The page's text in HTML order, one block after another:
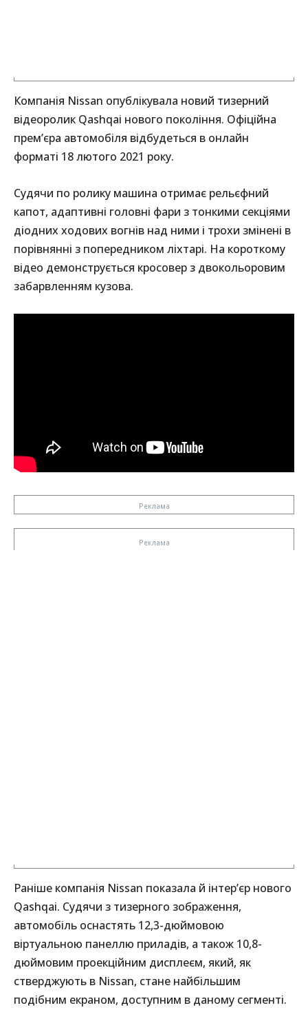
Компанія Nissan опублікувала новий тизерний
відеоролик Qashqai нового покоління. Офіційна
прем’єра автомобіля відбудеться в онлайн
форматі 18 лютого 2021 року.
Судячи по ролику машина отримає рельєфний
капот, адаптивні головні фари з тонкими секціями
діодних ходових вогнів над ними і трохи змінені в
порівнянні з попередником ліхтарі. На короткому
відео демонструється кросовер з двокольоровим
забарвленням кузова.
Раніше компанія Nissan показала й інтер’єр нового
Qashqai. Судячи з тизерного зображення,
автомобіль оснастять 12,3-дюймовою
віртуальною панеллю приладів, а також 10,8-
дюймовим проекційним дисплеєм, який, як
стверджують в Nissan, стане найбільшим
подібним екраном, доступним в даному сегменті.